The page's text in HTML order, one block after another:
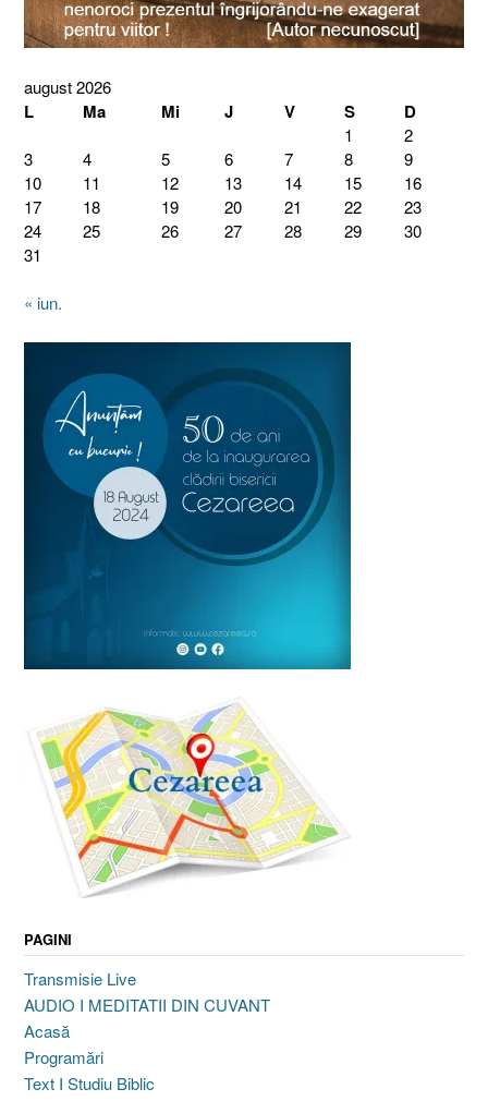
august 2026
L Ma Mi J V S D
1
2
3
4 5 6 7 8
9
10
11 12 13 14 15
16
17
18 19 20 21 22
23
24
25 26 27 28 29
30
31
« iun.
PAGINI
Transmisie Live
AUDIO I MEDITATII DIN CUVANT
Acasă
Programări
Text I Studiu Biblic